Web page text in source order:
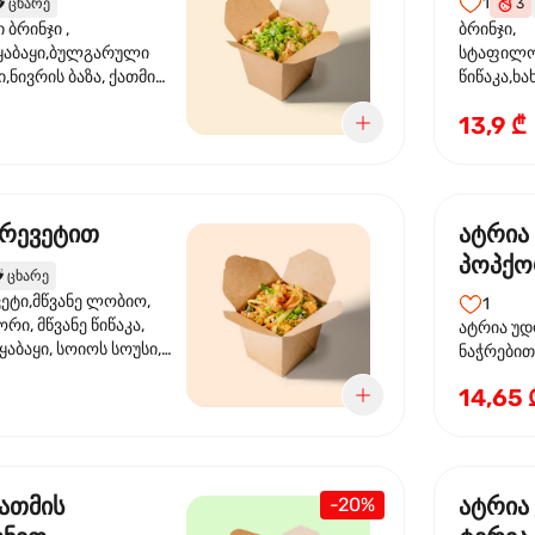
ცხარე
,
ბაზა, ქათმის
ხახვი,სეზამის
3
ბრინჯი,
სოუსი,
13,9 ₾
ცხარე
ლობიო,
მწვანე წიწაკა,
სოიოს სოუსი,
სოუსი, მწვანე ხახვი,
ატრია
სოსუით
1
ატრია
ნაჭრებით,
ნიორი)
14,65
-20%